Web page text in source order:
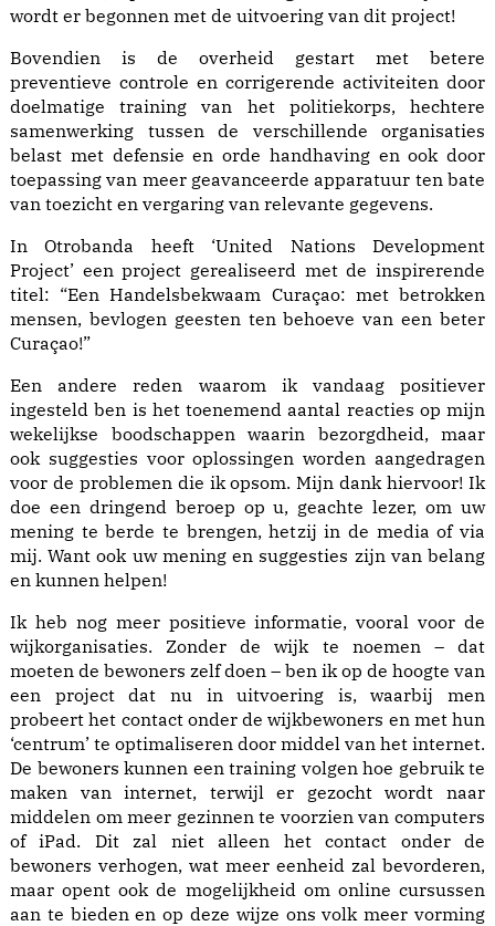
wordt er begonnen met de uitvoering van dit project!
Bovendien is de overheid gestart met betere
preventieve controle en corrigerende activiteiten door
doelmatige training van het politiekorps, hechtere
samenwerking tussen de verschillende organisaties
belast met defensie en orde handhaving en ook door
toepassing van meer geavanceerde apparatuur ten bate
van toezicht en vergaring van relevante gegevens.
In Otrobanda heeft ‘United Nations Development
Project’ een project gerealiseerd met de inspirerende
titel: “Een Handelsbekwaam Curaçao: met betrokken
mensen, bevlogen geesten ten behoeve van een beter
Curaçao!”
Een andere reden waarom ik vandaag positiever
ingesteld ben is het toenemend aantal reacties op mijn
wekelijkse boodschappen waarin bezorgdheid, maar
ook suggesties voor oplossingen worden aangedragen
voor de problemen die ik opsom. Mijn dank hiervoor! Ik
doe een dringend beroep op u, geachte lezer, om uw
mening te berde te brengen, hetzij in de media of via
mij. Want ook uw mening en suggesties zijn van belang
en kunnen helpen!
Ik heb nog meer positieve informatie, vooral voor de
wijkorganisaties. Zonder de wijk te noemen – dat
moeten de bewoners zelf doen – ben ik op de hoogte van
een project dat nu in uitvoering is, waarbij men
probeert het contact onder de wijkbewoners en met hun
‘centrum’ te optimaliseren door middel van het internet.
De bewoners kunnen een training volgen hoe gebruik te
maken van internet, terwijl er gezocht wordt naar
middelen om meer gezinnen te voorzien van computers
of iPad. Dit zal niet alleen het contact onder de
bewoners verhogen, wat meer eenheid zal bevorderen,
maar opent ook de mogelijkheid om online cursussen
aan te bieden en op deze wijze ons volk meer vorming